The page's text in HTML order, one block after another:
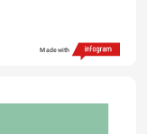
Made with